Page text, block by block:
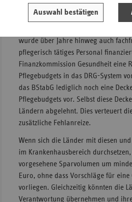
Auswahl bestätigen
Pflegebudget. Hier sind die
seit der Einführung im Jahr 2020
wurde über Jahre hinweg auch
pflegerisch tätiges Personal
Finanzkommission Gesundheit eine
Pflegebudgets in das DRG-System
das BStabG lediglich noch eine
Pflegebudgets vor. Selbst diese
Ländern abgelehnt. Dies verteuert
zusätzliche Fehlanreize.
Wenn sich die Länder mit diesen
im Krankenhausbereich
vorgesehene Sparvolumen um
Euro, ohne dass Vorschläge für
vorliegen. Gleichzeitig könnten die
Verantwortung übernehmen und